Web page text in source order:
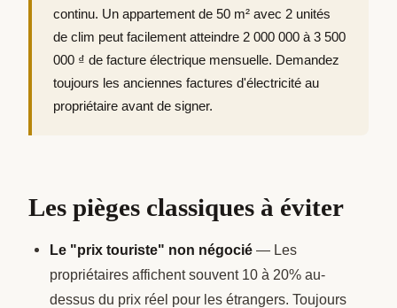
continu. Un appartement de 50 m² avec 2 unités
de clim peut facilement atteindre 2 000 000 à 3 500
000 ₫ de facture électrique mensuelle. Demandez
toujours les anciennes factures d'électricité au
propriétaire avant de signer.
Les pièges classiques à éviter
Le "prix touriste" non négocié — Les
propriétaires affichent souvent 10 à 20% au-
dessus du prix réel pour les étrangers. Toujours